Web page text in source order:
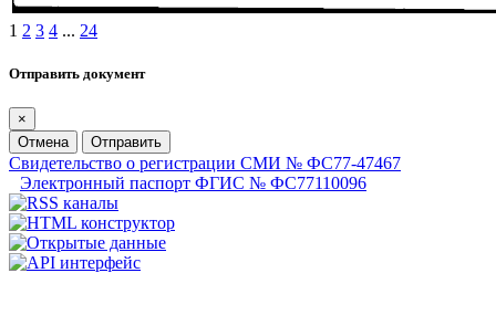
1 2 3 4 ... 24
Отправить документ
×
Отмена
Отправить
Свидетельство о регистрации СМИ № ФС77-47467
Электронный паспорт ФГИС № ФС77110096